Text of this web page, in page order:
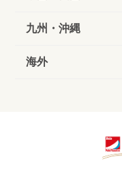
九州・沖縄
海外